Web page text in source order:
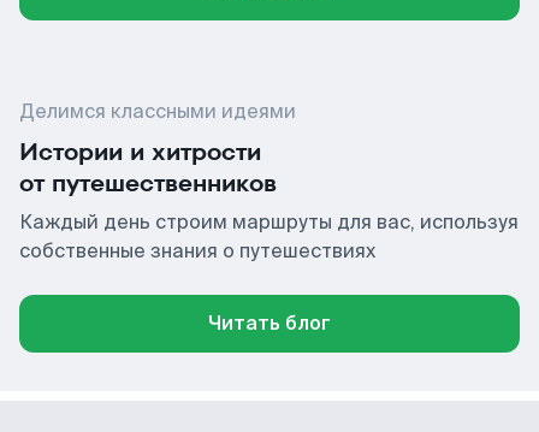
Делимся классными идеями
Истории и хитрости
от путешественников
Каждый день строим маршруты для вас, используя
собственные знания о путешествиях
Читать блог